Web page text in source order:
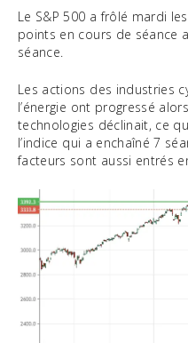
Le S&P 500 a frôlé mardi
points en cours de séance
séance.
Les actions des industries
l’énergie ont progressé
technologies déclinait, ce
l’indice qui a enchaîné 7
facteurs sont aussi entrés